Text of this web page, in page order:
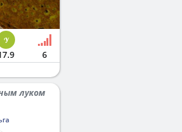
6
луком